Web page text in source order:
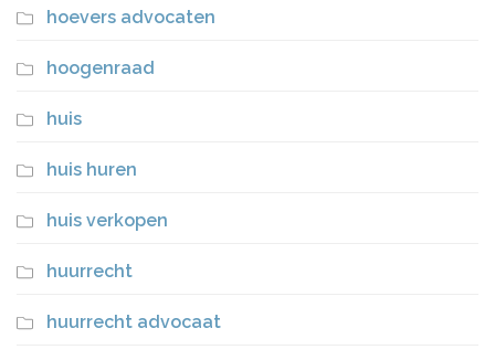
hoevers advocaten
hoogenraad
huis
huis huren
huis verkopen
huurrecht
huurrecht advocaat